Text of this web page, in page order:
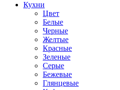
Кухни
Цвет
Белые
Черные
Желтые
Красные
Зеленые
Серые
Бежевые
Глянцевые